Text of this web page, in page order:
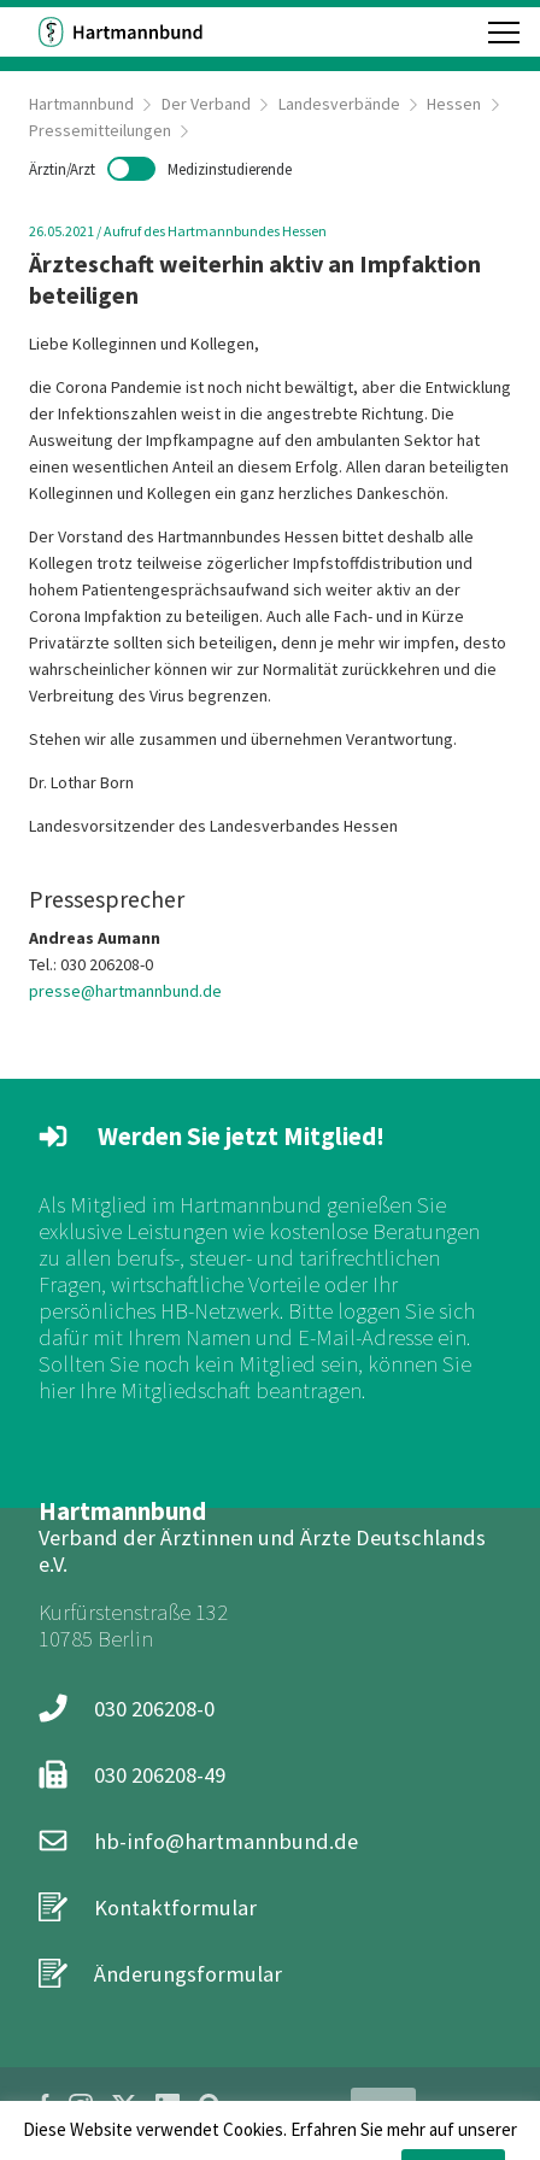
Hartmannbund Der Verband Landesverbände
Hessen
Pressemitteilungen
Ärztin/Arzt Medizinstudierende
26.05.2021 /Aufruf des Hartmannbundes Hessen
Ärzteschaft weiterhin aktiv an Impfaktion
beteiligen
Liebe Kolleginnen und Kollegen,
die Corona Pandemie ist noch nicht bewältigt, aber die Entwicklung
der Infektionszahlen weist in die angestrebte Richtung. Die
Ausweitung der Impfkampagne auf den ambulanten Sektor hat
einen wesentlichen Anteil an diesem Erfolg. Allen daran beteiligten
Kolleginnen und Kollegen ein ganz herzliches Dankeschön.
Der Vorstand des Hartmannbundes Hessen bittet deshalb alle
Kollegen trotz teilweise zögerlicher Impfstoffdistribution und
hohem Patientengesprächsaufwand sich weiter aktiv an der
Corona Impfaktion zu beteiligen. Auch alle Fach- und in Kürze
Privatärzte sollten sich beteiligen, denn je mehr wir impfen, desto
wahrscheinlicher können wir zur Normalität zurückkehren und die
Verbreitung des Virus begrenzen.
Stehen wir alle zusammen und übernehmen Verantwortung.
Dr. Lothar Born
Landesvorsitzender des Landesverbandes Hessen
Pressesprecher
Andreas Aumann
Tel.: 030 206208-0
presse@hartmannbund.de
Hartmannbund
Verband der Ärztinnen und Ärzte Deutschlands
e.V.
Kurfürstenstraße 132
10785 Berlin
030 206208-0
030 206208-49
hb-info@hartmannbund.de
Kontaktformular
Änderungsformular
Werden Sie jetzt Mitglied!
Als Mitglied im Hartmannbund genießen Sie
exklusive Leistungen wie kostenlose Beratungen
zu allen berufs-, steuer- und tarifrechtlichen
Fragen, wirtschaftliche Vorteile oder Ihr
persönliches HB-Netzwerk. Bitte loggen Sie sich
dafür mit Ihrem Namen und E-Mail-Adresse ein.
Sollten Sie noch kein Mitglied sein, können Sie
hier Ihre Mitgliedschaft beantragen.
Login
Diese Website verwendet Cookies. Erfahren Sie mehr auf unserer